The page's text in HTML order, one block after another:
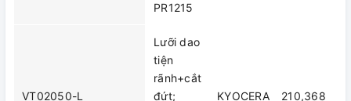
PR1215
VT02050-L
Lưỡi dao
tiện
rãnh+cắt
đứt;
KYOCERA 210,368